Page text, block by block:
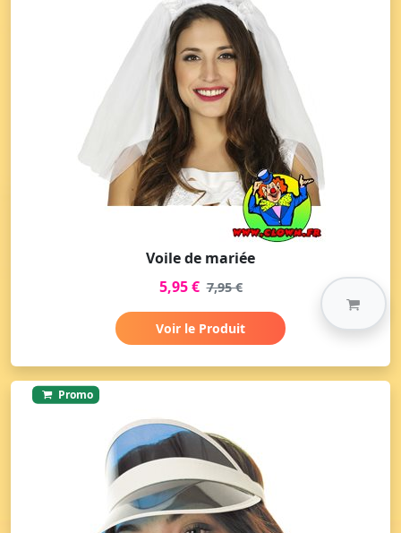
Voile de mariée
5,95 € 7,95 €
Voir le Produit
Promo